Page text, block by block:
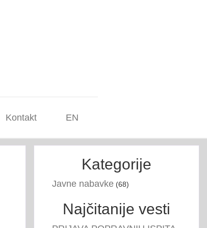
Kontakt EN
Kategorije
Javne nabavke(68)
Najčitanije vesti